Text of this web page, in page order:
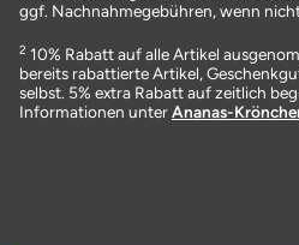
ggf. Nachnahmegebühren, wenn
2 10% Rabatt auf alle Artikel
bereits rabattierte Artikel,
selbst. 5% extra Rabatt auf zeitlich
Informationen unterAnanas-